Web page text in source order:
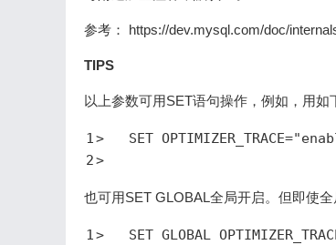
参考： https://dev.mysql.com/doc/
TIPS
以上参数可用SET语句操作，例如，用
1
2
>   SET
>
也可用SET GLOBAL全局开启。但即使
1>   SET GLOBAL